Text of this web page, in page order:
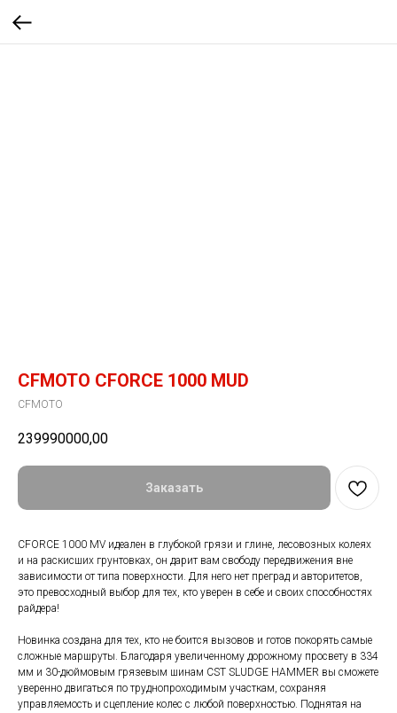
CFMOTO CFORCE 1000 MUD
CFMOTO
239990000,00
Заказать
CFORCE 1000 MV идеален в глубокой грязи и глине, лесовозных колеях
и на раскисших грунтовках, он дарит вам свободу передвижения вне
зависимости от типа поверхности. Для него нет преград и авторитетов,
это превосходный выбор для тех, кто уверен в себе и своих способностях
райдера!
Новинка создана для тех, кто не боится вызовов и готов покорять самые
сложные маршруты. Благодаря увеличенному дорожному просвету в 334
мм и 30-дюймовым грязевым шинам CST SLUDGE HAMMER вы сможете
уверенно двигаться по труднопроходимым участкам, сохраняя
управляемость и сцепление колес с любой поверхностью. Поднятая на